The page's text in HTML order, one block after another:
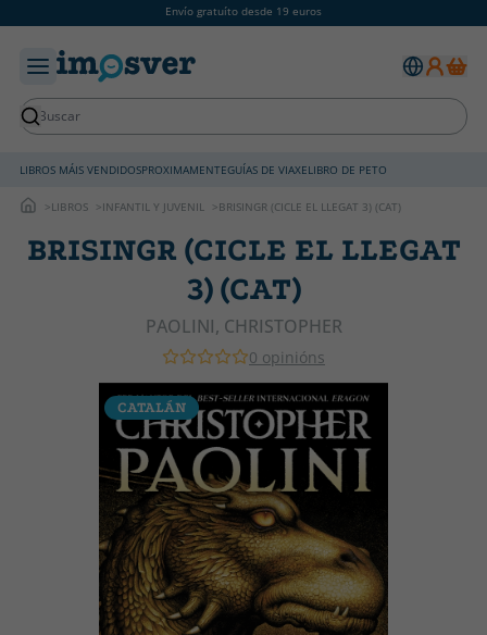
Envío gratuíto desde 19 euros
LIBROS MÁIS VENDIDOSPROXIMAMENTEGUÍAS DE VIAXELIBRO DE PETO
LIBROS INFANTIL Y JUVENIL BRISINGR (CICLE EL LLEGAT 3) (CAT)
BRISINGR (CICLE EL LLEGAT
3) (CAT)
PAOLINI, CHRISTOPHER
0 opinións
CATALÁN